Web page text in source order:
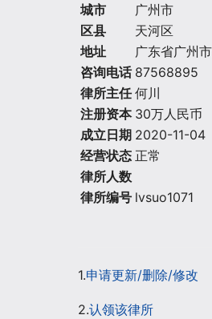
城市
广州市
区县
天河区
地址
广东省广州
咨询电话 87568895
律所主任 何川
注册资本 30万人民币
成立日期 2020-11-04
经营状态 正常
律所人数
律所编号 lvsuo1071
1.申请更新/删除/修改
2.认领该律所